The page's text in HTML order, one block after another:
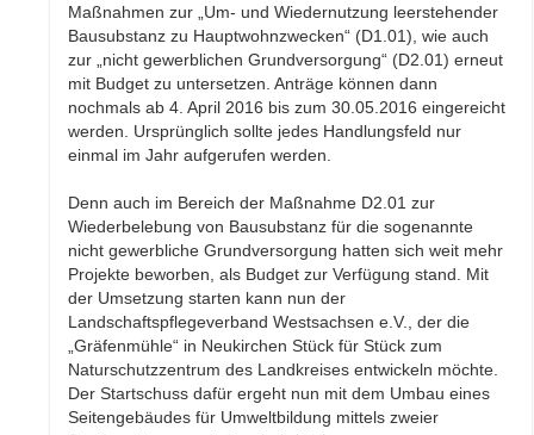
Maßnahmen zur „Um- und Wiedernutzung leerstehender
Bausubstanz zu Hauptwohnzwecken“ (D1.01), wie auch
zur „nicht gewerblichen Grundversorgung“ (D2.01) erneut
mit Budget zu untersetzen. Anträge können dann
nochmals ab 4. April 2016 bis zum 30.05.2016 eingereicht
werden. Ursprünglich sollte jedes Handlungsfeld nur
einmal im Jahr aufgerufen werden.
Denn auch im Bereich der Maßnahme D2.01 zur
Wiederbelebung von Bausubstanz für die sogenannte
nicht gewerbliche Grundversorgung hatten sich weit mehr
Projekte beworben, als Budget zur Verfügung stand. Mit
der Umsetzung starten kann nun der
Landschaftspflegeverband Westsachsen e.V., der die
„Gräfenmühle“ in Neukirchen Stück für Stück zum
Naturschutzzentrum des Landkreises entwickeln möchte.
Der Startschuss dafür ergeht nun mit dem Umbau eines
Seitengebäudes für Umweltbildung mittels zweier